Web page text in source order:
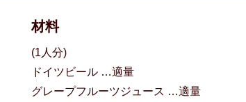
材料
(1人分)
ドイツビール …適量
グレープフルーツジュース …適量